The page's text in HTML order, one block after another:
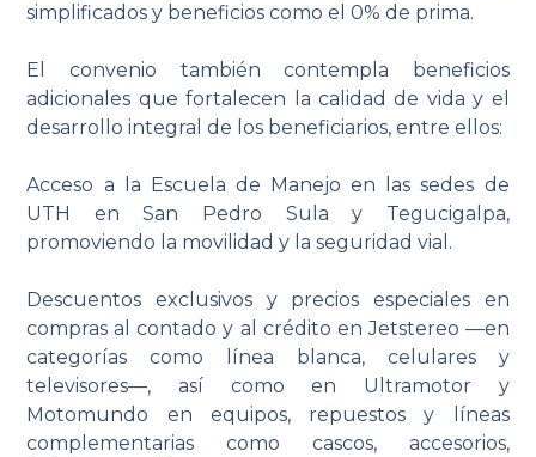
simplificados y beneficios como el 0% de prima.
El convenio también contempla beneficios
adicionales que fortalecen la calidad de vida y el
desarrollo integral de los beneficiarios, entre ellos:
Acceso a la Escuela de Manejo en las sedes de
UTH en San Pedro Sula y Tegucigalpa,
promoviendo la movilidad y la seguridad vial.
Descuentos exclusivos y precios especiales en
compras al contado y al crédito en Jetstereo —en
categorías como línea blanca, celulares y
televisores—, así como en Ultramotor y
Motomundo en equipos, repuestos y líneas
complementarias como cascos, accesorios,